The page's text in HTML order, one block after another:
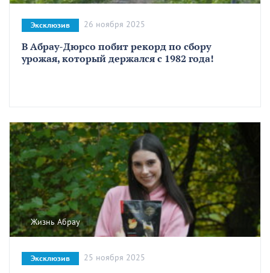
В Абрау-Дюрсо побит рекорд по сбору
урожая, который держался с 1982 года!
Эксклюзив 26 ноября 2025
Жизнь Абрау
Эксклюзив 25 ноября 2025